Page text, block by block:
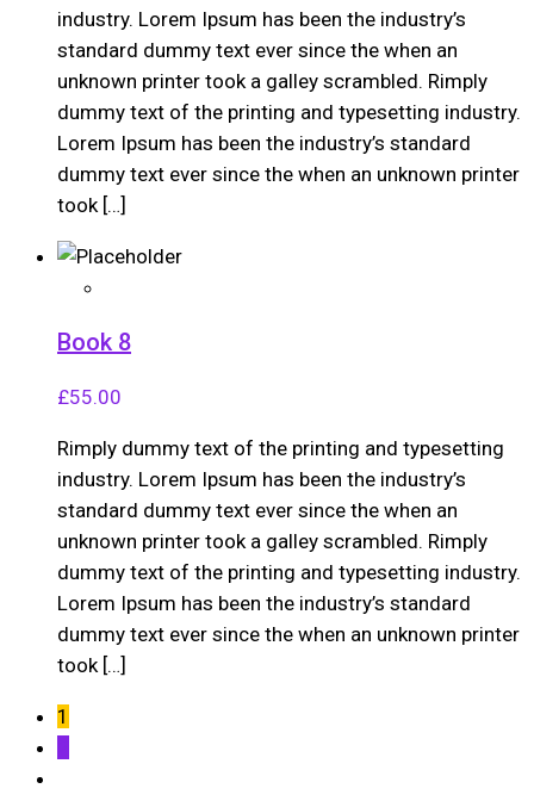
industry. Lorem Ipsum has been the industry’s
standard dummy text ever since the when an
unknown printer took a galley scrambled. Rimply
dummy text of the printing and typesetting industry.
Lorem Ipsum has been the industry’s standard
dummy text ever since the when an unknown printer
took […]
Book 8
£55.00
Rimply dummy text of the printing and typesetting
industry. Lorem Ipsum has been the industry’s
standard dummy text ever since the when an
unknown printer took a galley scrambled. Rimply
dummy text of the printing and typesetting industry.
Lorem Ipsum has been the industry’s standard
dummy text ever since the when an unknown printer
took […]
1